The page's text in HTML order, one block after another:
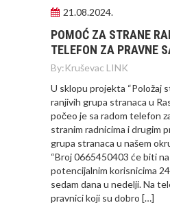
21.08.2024.
POMOĆ ZA STRANE
TELEFON ZA PRAVNE
By:Kruševac LINK
U sklopu projekta “Položaj
ranjivih grupa stranaca u
počeo je sa radom telefon
stranim radnicima i drugim
grupa stranaca u našem
“Broj 0665450403 će biti
potencijalnim korisnicima
sedam dana u nedelji. Na
pravnici koji su dobro […]